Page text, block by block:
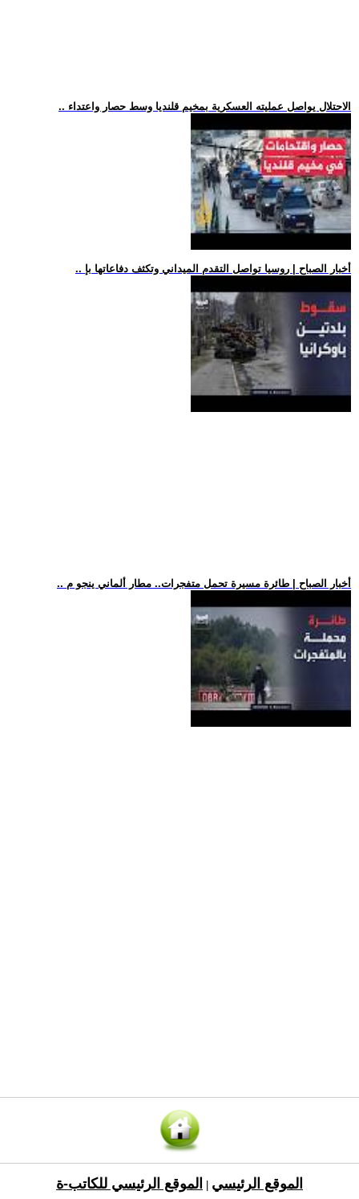
.. الاحتلال يواصل عمليته العسكرية بمخيم قلنديا وسط حصار واعتداء
.. أخبار الصباح | روسيا تواصل التقدم الميداني وتكثف دفاعاتها بإ
.. أخبار الصباح | طائرة مسيرة تحمل متفجرات.. مطار ألماني ينجو م
الموقع الرئيسي الموقع الرئيسي للكاتب-ة